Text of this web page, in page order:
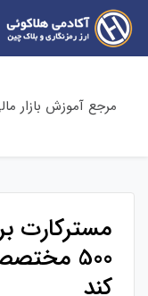
مرجع آموزش بازار
مسترکارت
500
کند